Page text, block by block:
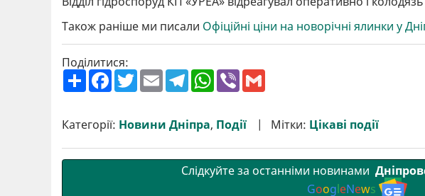
Також раніше ми писали Офіційні ціни на новорічні ялинки у
Поділитися:
П
о
р
и
F
a
b
o
T
w
t
e
E
m
l
T
e
g
r
W
h
s
A
V
r
Категорії: Новини Дніпра, Події Мітки: Цікаві події
Слідкуйте за останніми новинами
GoogleNews